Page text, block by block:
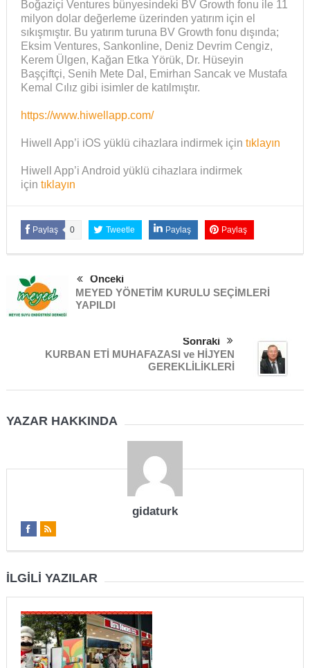
Boğaziçi Ventures bünyesindeki BV Growth fonu ile 11
milyon dolar değerleme üzerinden yatırım için el
sıkışmıştır. Bu yatırım turuna BV Growth fonu dışında;
Eksim Ventures, Sankonline, Deniz Devrim Cengiz,
Kerem Ülgen, Kağan Etka Yörük, Dr. Hüseyin
Başçiftçi, Senih Mete Dal, Emirhan Sancak ve Mustafa
Kemal Cılız gibi isimler de katılmıştır.
https://www.hiwellapp.com/
Hiwell App’i iOS yüklü cihazlara indirmek için tıklayın
‎Hiwell App’i Android yüklü cihazlara indirmek
için tıklayın
Paylaş 0 Tweetle Paylaş Paylaş
Önceki
MEYED YÖNETİM KURULU SEÇİMLERİ
YAPILDI
Sonraki
KURBAN ETİ MUHAFAZASI ve HİJYEN
GEREKLİLİKLERİ
YAZAR HAKKINDA
gidaturk
İLGILI YAZILAR